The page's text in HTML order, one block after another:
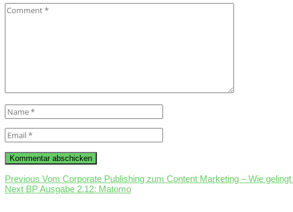
Comment
Name
*
Email
*
Beitragsnavigation
Previous Previous
post:
Vom Corporate Publishing zum Content Marketing – Wie
Next Next
BP Ausgabe 2.12: Matomo